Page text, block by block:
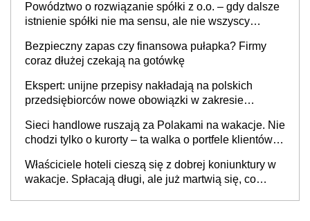
Powództwo o rozwiązanie spółki z o.o. – gdy dalsze
istnienie spółki nie ma sensu, ale nie wszyscy
Bezpieczny zapas czy finansowa pułapka? Firmy
coraz dłużej czekają na gotówkę
Ekspert: unijne przepisy nakładają na polskich
przedsiębiorców nowe obowiązki w zakresie
Sieci handlowe ruszają za Polakami na wakacje. Nie
chodzi tylko o kurorty – ta walka o portfele klientów
cichu
Właściciele hoteli cieszą się z dobrej koniunktury w
wakacje. Spłacają długi, ale już martwią się, co